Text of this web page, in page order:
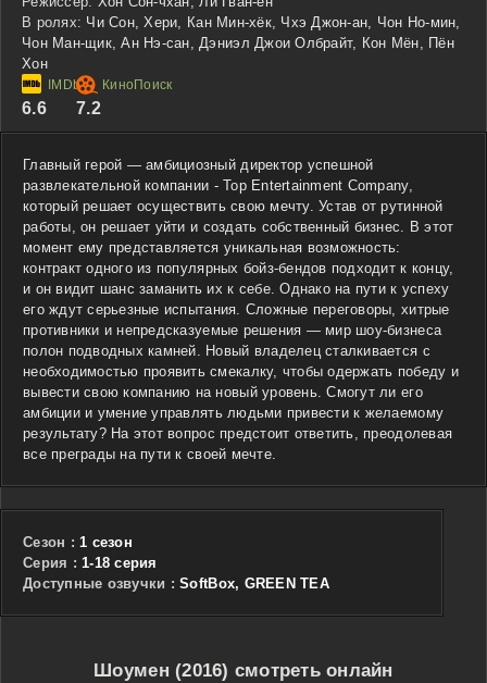
В ролях: Чи Сон, Хери, Кан Мин-хёк, Чхэ Джон-ан, Чон Но-мин,
Чон Ман-щик, Ан Нэ-сан, Дэниэл Джои Олбрайт, Кон Мён, Пён
Хон
6.6 7.2
Главный герой — амбициозный директор успешной
развлекательной компании - Top Entertainment Company,
который решает осуществить свою мечту. Устав от рутинной
работы, он решает уйти и создать собственный бизнес. В этот
момент ему представляется уникальная возможность:
контракт одного из популярных бойз-бендов подходит к концу,
и он видит шанс заманить их к себе. Однако на пути к успеху
его ждут серьезные испытания. Сложные переговоры, хитрые
противники и непредсказуемые решения — мир шоу-бизнеса
полон подводных камней. Новый владелец сталкивается с
необходимостью проявить смекалку, чтобы одержать победу и
вывести свою компанию на новый уровень. Смогут ли его
амбиции и умение управлять людьми привести к желаемому
результату? На этот вопрос предстоит ответить, преодолевая
все преграды на пути к своей мечте.
Сезон : 1 сезон
Cерия : 1-18 серия
Доступные озвучки : SoftBox, GREEN TEA
Шоумен (2016) смотреть онлайн